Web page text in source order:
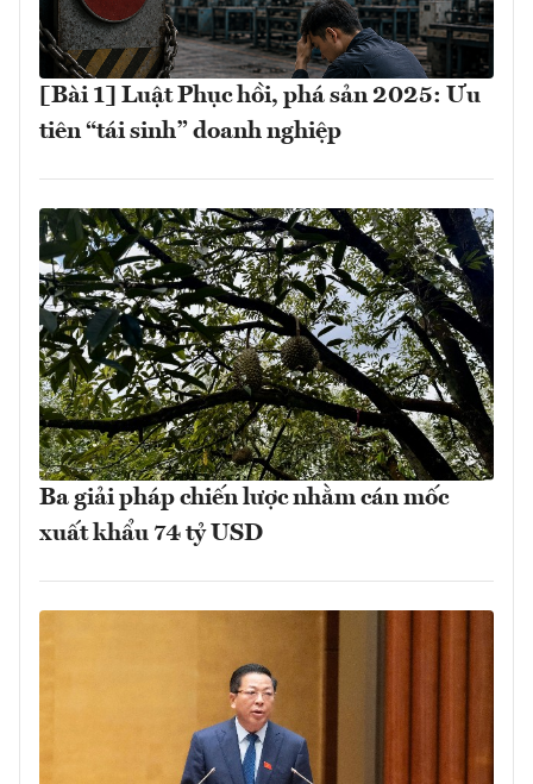
[Bài 1] Luật Phục hồi, phá sản 2025: Ưu
tiên “tái sinh” doanh nghiệp
Ba giải pháp chiến lược nhằm cán mốc
xuất khẩu 74 tỷ USD